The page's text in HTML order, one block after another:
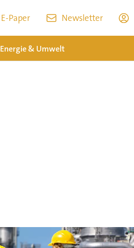
E-Paper Newsletter
Energie & Umwelt